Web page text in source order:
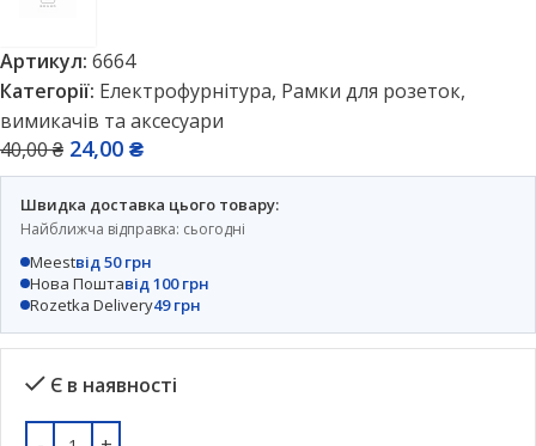
Артикул: 6664
Категорії: Електрофурнітура, Рамки для розеток,
вимикачів та аксесуари
40,00₴ 24,00 ₴
Швидка доставка цього товару:
Найближча відправка: сьогодні
Meestвід 50 грн
Нова Поштавід 100 грн
Rozetka Delivery49 грн
Є в наявності